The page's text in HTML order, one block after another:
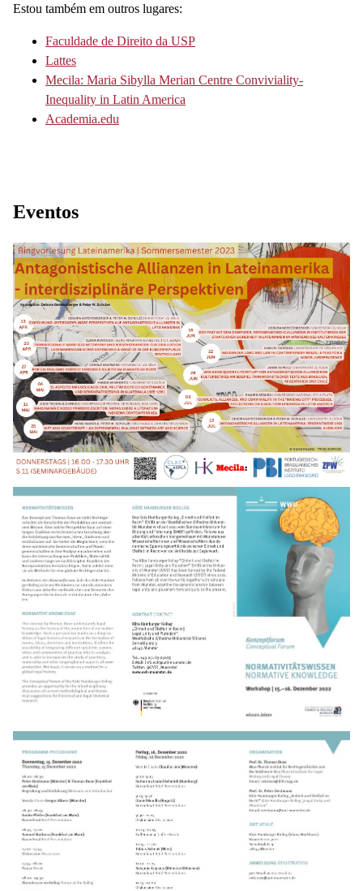
Estou também em outros lugares:
Faculdade de Direito da USP
Lattes
Mecila: Maria Sibylla Merian Centre Conviviality-
Inequality in Latin America
Academia.edu
Eventos